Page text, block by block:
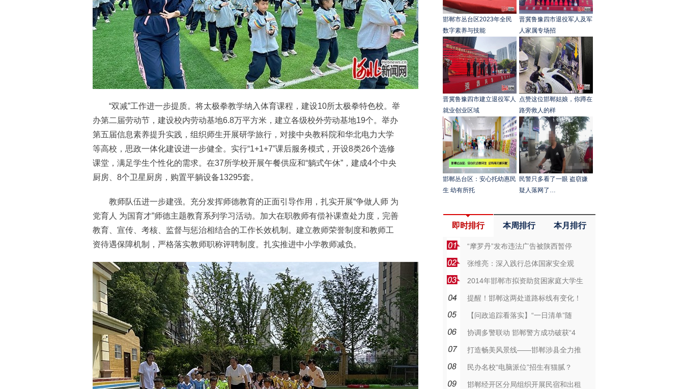
“双减”工作进一步提质。将太极拳教学纳入体育课程，建设10所太极拳特色校。举
办第二届劳动节，建设校内劳动基地6.8万平方米，建立各级校外劳动基地19个。举办
第五届信息素养提升实践，组织师生开展研学旅行，对接中央教科院和华北电力大学
等高校，思政一体化建设进一步健全。实行“1+1+7”课后服务模式，开设8类26个选修
课堂，满足学生个性化的需求。在37所学校开展午餐供应和“躺式午休”，建成4个中央
厨房、8个卫星厨房，购置平躺设备13295套。
教师队伍进一步建强。充分发挥师德教育的正面引导作用，扎实开展“争做人师 为
党育人 为国育才”师德主题教育系列学习活动。加大在职教师有偿补课查处力度，完善
教育、宣传、考核、监督与惩治相结合的工作长效机制。建立教师荣誉制度和教师工
资待遇保障机制，严格落实教师职称评聘制度。扎实推进中小学教师减负。
邯郸市丛台区2023年全民
数字素养与技能
晋冀鲁豫四市退役军人及军
人家属专场招
晋冀鲁豫四市建立退役军人
就业创业区域
点赞这位邯郸姑娘，你蹲在
路旁救人的样
邯郸丛台区：安心托幼惠民
生 幼有所托
民警只多看了一眼 盗窃嫌
疑人落网了…
即时排行 本周排行 本月排行
“摩罗丹”发布违法广告被陕西暂停
张维亮：深入践行总体国家安全观
2014年邯郸市拟资助贫困家庭大学生
提醒！邯郸这两处道路标线有变化！
【问政追踪看落实】“一日清单”随
协调多警联动 邯郸警方成功破获“4
打造畅美风景线——邯郸涉县全力推
民办名校“电脑派位”招生有猫腻？
邯郸经开区分局组织开展民宿和出租